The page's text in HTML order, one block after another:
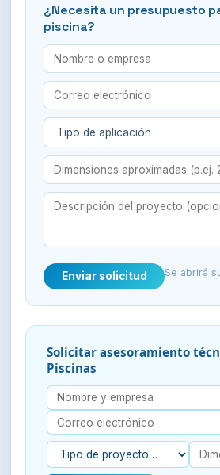
¿Necesita un presupuesto
piscina?
Enviar solicitud Se abrirá
Solicitar asesoramiento
Piscinas